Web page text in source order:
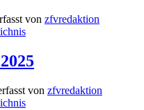
von zfvredaktion
von zfvredaktion